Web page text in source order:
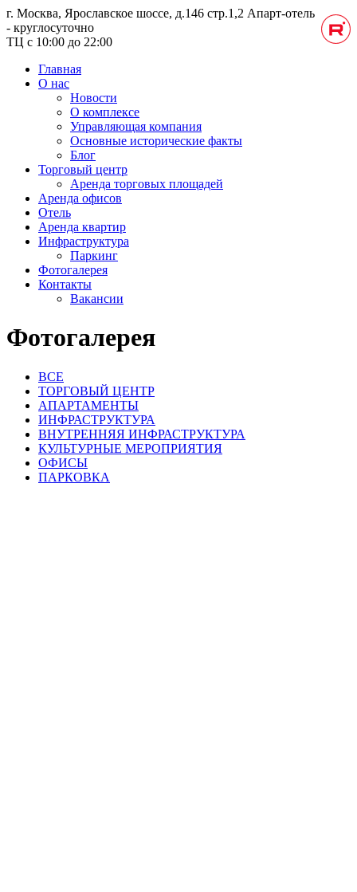
г. Москва, Ярославское шоссе, д.146 стр.1,2 Апарт-отель
- круглосуточно
ТЦ с 10:00 до 22:00
Главная
О нас
Новости
О комплексе
Управляющая компания
Основные исторические факты
Блог
Торговый центр
Аренда торговых площадей
Аренда офисов
Отель
Аренда квартир
Инфраструктура
Паркинг
Фотогалерея
Контакты
Вакансии
Фотогалерея
ВСЕ
ТОРГОВЫЙ ЦЕНТР
АПАРТАМЕНТЫ
ИНФРАСТРУКТУРА
ВНУТРЕННЯЯ ИНФРАСТРУКТУРА
КУЛЬТУРНЫЕ МЕРОПРИЯТИЯ
ОФИСЫ
ПАРКОВКА